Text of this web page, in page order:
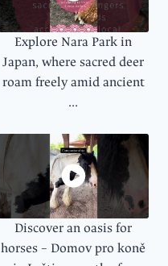
Explore Nara Park in
Japan, where sacred deer
roam freely amid ancient
...
Discover an oasis for
horses – Domov pro koně